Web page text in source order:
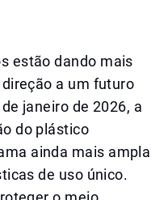
estão dando mais
a um futuro
janeiro de 2026, a
do plástico
ainda mais ampla
de uso único.